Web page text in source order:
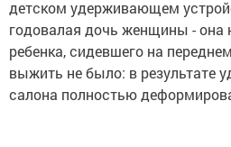
детском удерживающем
годовалая дочь женщины - она
ребенка, сидевшего на
выжить не было: в результате
салона полностью